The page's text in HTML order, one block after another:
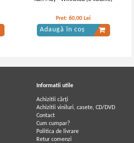
Pret:60,00 Lei
Adaugă în coș
Informatii utile
Achizitii cărți
Achizitii viniluri, casete, CD/DVD
Contact
Cum cumpar?
Politica de livrare
Retur comenzi